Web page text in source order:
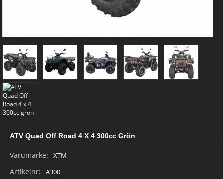
ATV Quad Off Road 4 X 4 300cc Grön
Varumärke: XTM
Artikelnr: A300